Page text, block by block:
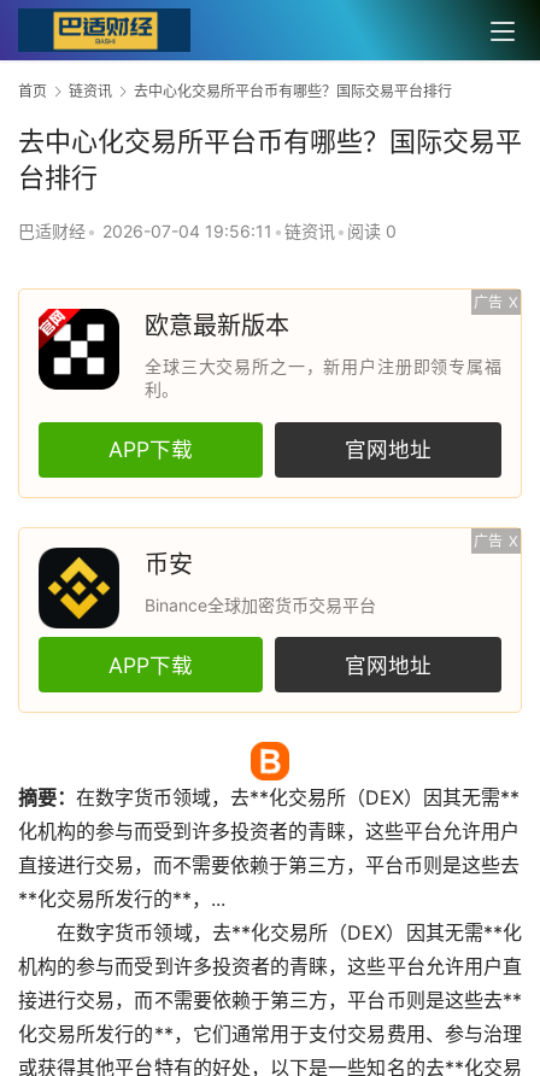
首页 链资讯 去中心化交易所平台币有哪些？国际交易平台排行
去中心化交易所平台币有哪些？国际交易平
台排行
巴适财经• 2026-07-04 19:56:11 •链资讯 • 阅读 0
广告 X
欧意最新版本
全球三大交易所之一，新用户注册即领专属福
利。
APP下载 官网地址
广告 X
币安
Binance全球加密货币交易平台
APP下载 官网地址
摘要： 在数字货币领域， 去**化交易所 （DEX）因其无需**
化机构的参与而受到许多投资者的青睐，这些平台允许用户
直接进行交易，而不需要依赖于第三方，平台币则是这些去
**化交易所发行的**，...
在数字货币领域，去**化交易所（DEX）因其无需**化
机构的参与而受到许多投资者的青睐，这些平台允许用户直
接进行交易，而不需要依赖于第三方，平台币则是这些去**
化交易所发行的**，它们通常用于支付交易费用、参与治理
或获得其他平台特有的好处，以下是一些知名的去**化交易